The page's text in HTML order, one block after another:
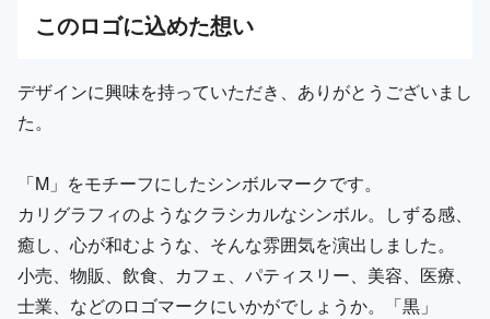
このロゴに込めた想い
デザインに興味を持っていただき、ありがとうございまし
た。
「M」をモチーフにしたシンボルマークです。
カリグラフィのようなクラシカルなシンボル。しずる感、
癒し、心が和むような、そんな雰囲気を演出しました。
小売、物販、飲食、カフェ、パティスリー、美容、医療、
士業、などのロゴマークにいかがでしょうか。「黒」